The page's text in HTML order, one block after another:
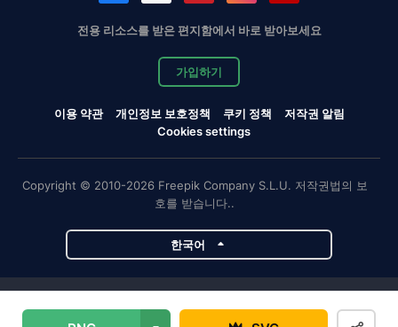
전용 리소스를 받은 편지함에서 바로 받아보세요
가입하기
이용 약관 개인정보 보호정책 쿠키 정책
저작권 알림
Cookies settings
Copyright © 2010-2026 Freepik Company S.L.U. 저작권법의 보
호를 받습니다..
한국어